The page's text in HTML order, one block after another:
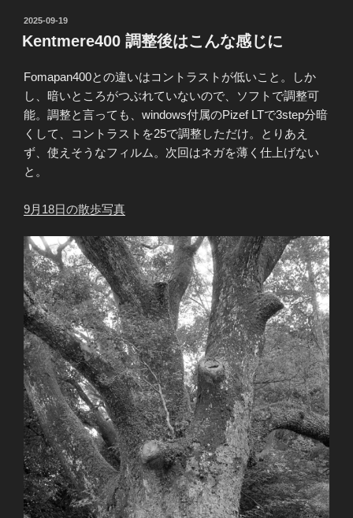
投
稿
日:
2025-09-19
Kentmere400 調整後はこんな感じに
Fomapan400との違いはコントラストが低いこと。しか
し、暗いところがつぶれていないので、ソフトで調整可
能。調整と言っても、windows付属のPizef LTで3step分暗
くして、コントラストを25で調整しただけ。とりあえ
ず、使えそうなフィルム。次回はネガを薄く仕上げない
と。
9月18日の散歩写真